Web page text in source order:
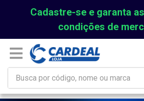
Cadastre-se e garanta
condições de